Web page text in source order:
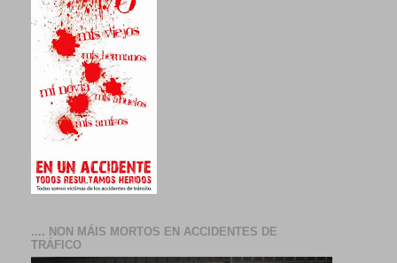
.... NON MÁIS MORTOS EN ACCIDENTES DE
TRÁFICO